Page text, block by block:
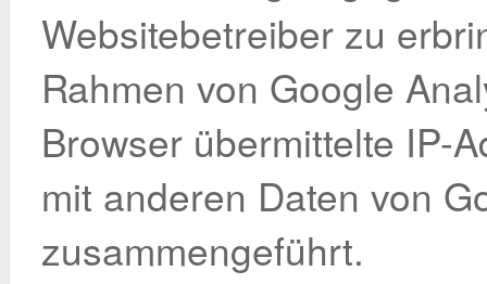
Websitebetreiber zu
Rahmen von Google
Browser übermittelte IP-
mit anderen Daten von
zusammengeführt.